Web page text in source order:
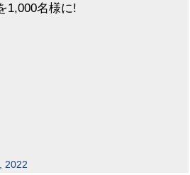
1,000名様に!
2022